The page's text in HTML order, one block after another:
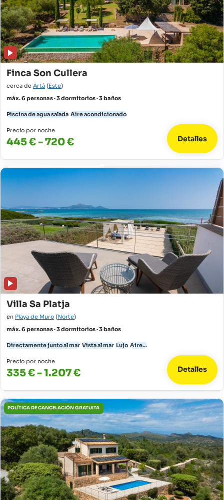
Finca Son Cullera
cerca de Artà (Este)
máx. 6 personas · 3 dormitorios · 3 baños
Piscina de agua salada Aire acondicionado
Precio por noche
445 € - 720 € Detalles
Villa Sa Platja
en Playa de Muro (Norte)
máx. 6 personas · 3 dormitorios · 3 baños
Directamente junto al mar Vista al mar Lujo Aire...
Precio por noche
335 € - 1.207 € Detalles
POLÍTICA DE CANCELACIÓN GRATUITA